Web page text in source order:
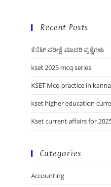
Recent Posts
ಕೆಸೆಟ್ ಪರೀಕ್ಷೆ ಮಾದರಿ ಪ್ರಶ್ನೆಗಳು
kset 2025 mcq series
KSET Mcq practice in
kset higher education
Kset current affairs for
Categories
Accounting